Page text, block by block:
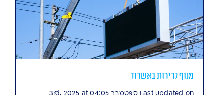
מנוף לדירות באשדוד
Last updated on ספטמבר 3rd, 2025 at 04:05